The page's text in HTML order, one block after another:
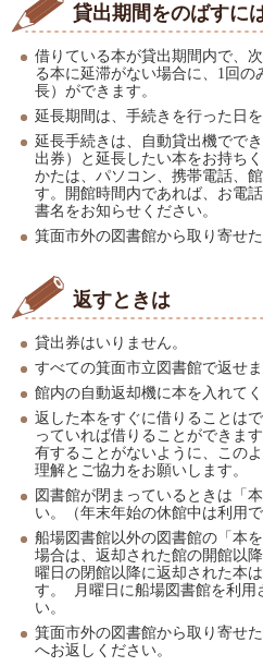
貸出期間をのばすに
借りている本が貸出期間内で、
る本に延滞がない場合に、1回の
長）ができます。
延長期間は、手続きを行った日を
延長手続きは、自動貸出機でで
出券）と延長したい本をお持ち
かたは、パソコン、携帯電話、
す。開館時間内であれば、お電
書名をお知らせください。
箕面市外の図書館から取り寄せ
返すときは
貸出券はいりません。
すべての箕面市立図書館で返せま
館内の自動返却機に本を入れてく
返した本をすぐに借りることは
っていれば借りることができま
有することがないように、この
理解とご協力をお願いします。
図書館が閉まっているときは「
い。（年末年始の休館中は利用で
船場図書館以外の図書館の「本
場合は、返却された館の開館以
曜日の閉館以降に返却された本
す。 月曜日に船場図書館を利用
い。
箕面市外の図書館から取り寄せ
へお返しください。